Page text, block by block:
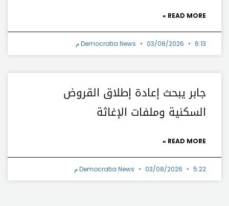
READ MORE »
Democratia News 03/08/2026 6:13 م
جابر يبحث إعادة إطلاق القروض
السكنية وملفات الإغاثة
READ MORE »
Democratia News 03/08/2026 5:22 م